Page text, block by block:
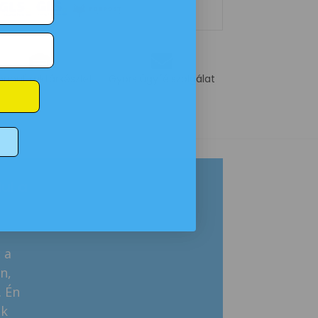
raktárkészlet Gyors ügyfélszolgálat